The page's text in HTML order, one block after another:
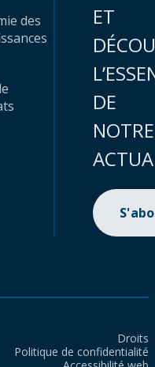
des
ET
DE
NOTRE
Droits
Politique de confidentialité